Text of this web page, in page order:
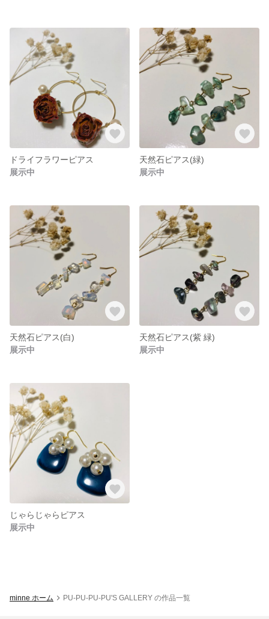
ドライフラワーピアス
展示中
天然石ピアス(緑)
展示中
天然石ピアス(白)
展示中
天然石ピアス(紫 緑)
展示中
じゃらじゃらピアス
展示中
minne ホーム PU-PU-PU-PU'S GALLERY の作品一覧